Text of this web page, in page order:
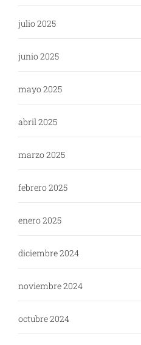
julio 2025
junio 2025
mayo 2025
abril 2025
marzo 2025
febrero 2025
enero 2025
diciembre 2024
noviembre 2024
octubre 2024